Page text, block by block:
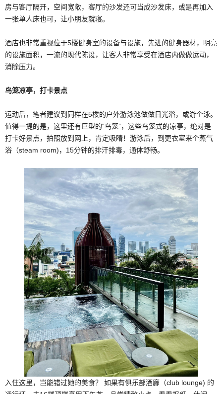
房与客厅隔开，空间宽敞，客厅的沙发还可当成沙发床，或是再加入
一张单人床也可，让小朋友就寝。
酒店也非常重视位于5楼健身室的设备与设施，先进的健身器材，明亮
的设施面积，一流的现代陈设，让客人非常享受在酒店内做做运动，
消除压力。
鸟笼凉亭，打卡景点
运动后，笔者建议到同样在5楼的户外游泳池做做日光浴，或游个泳。
值得一提的是，这里还有巨型的“鸟笼”，这些鸟笼式的凉亭，绝对是
打卡好景点，拍照放到网上，肯定吸睛！游泳后，到更衣室来个蒸气
浴（steam room)，15分钟的排汗排毒，通体舒畅。
入住这里，岂能错过她的美食？ 如果有俱乐部酒廊（club lounge) 的